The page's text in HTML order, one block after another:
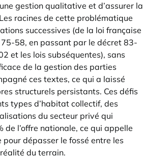
gestion qualitative et d’assurer la
racines de cette problématique
successives (de la loi française
58, en passant par le décret 83-
et les lois subséquentes), sans
de la gestion des parties
ces textes, ce qui a laissé
structurels persistants. Ces défis
types d’habitat collectif, des
du secteur privé qui
de l’offre nationale, ce qui appelle
dépasser le fossé entre les
du terrain.